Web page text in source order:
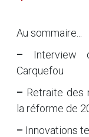
Au sommaire...
– Interview
Carquefou
– Retraite des
la réforme de
– Innovations